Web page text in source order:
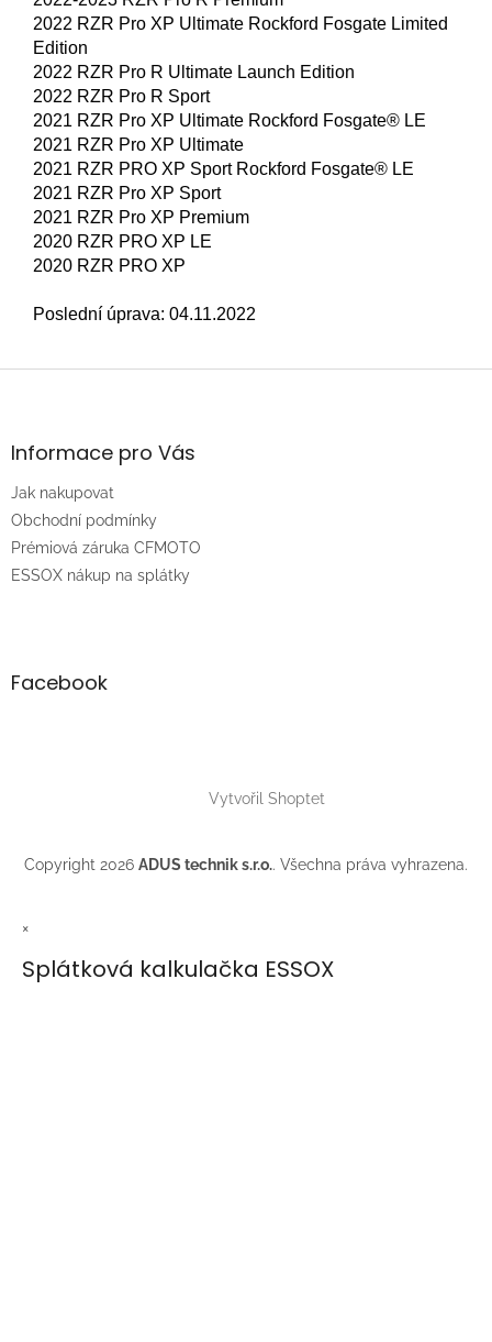
2022 RZR Pro XP Ultimate Rockford Fosgate Limited
Edition
2022 RZR Pro R Ultimate Launch Edition
2022 RZR Pro R Sport
2021 RZR Pro XP Ultimate Rockford Fosgate® LE
2021 RZR Pro XP Ultimate
2021 RZR PRO XP Sport Rockford Fosgate® LE
2021 RZR Pro XP Sport
2021 RZR Pro XP Premium
2020 RZR PRO XP LE
2020 RZR PRO XP
Poslední úprava: 04.11.2022
Z
aInformace pro Vás
Jak nakupovat
Obchodní podmínky
Prémiová záruka CFMOTO
ESSOX nákup na splátky
Facebook
Vytvořil Shoptet
Copyright 2026 ADUS technik s.r.o.. Všechna práva vyhrazena.
×
Splátková kalkulačka ESSOX